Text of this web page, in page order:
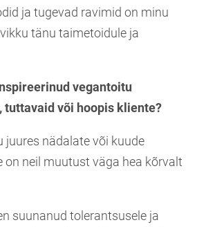
ja tugevad ravimid on minu
tänu taimetoidule ja
vegantoitu
tuttavaid või hoopis kliente?
juures nädalate või kuude
on neil muutust väga hea kõrvalt
suunanud tolerantsusele ja